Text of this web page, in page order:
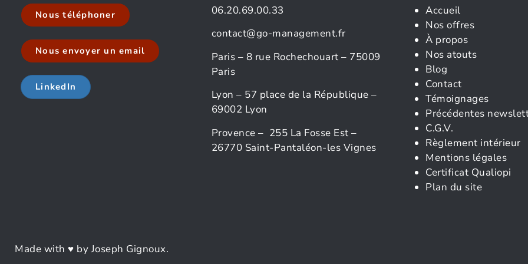
Nous téléphoner
Nous envoyer un email
LinkedIn
06.20.69.00.33
contact@go-management.fr
Paris – 8 rue Rochechouart – 75009
Paris
Lyon – 57 place de la République –
69002 Lyon
Provence – 255 La Fosse Est –
26770 Saint-Pantaléon-les Vignes
Accueil
Nos offres
À propos
Nos atouts
Blog
Contact
Témoignages
Précédentes
C.G.V.
Règlement intérieur
Mentions légales
Certificat Qualiopi
Plan du site
Made with ♥ by Joseph Gignoux.